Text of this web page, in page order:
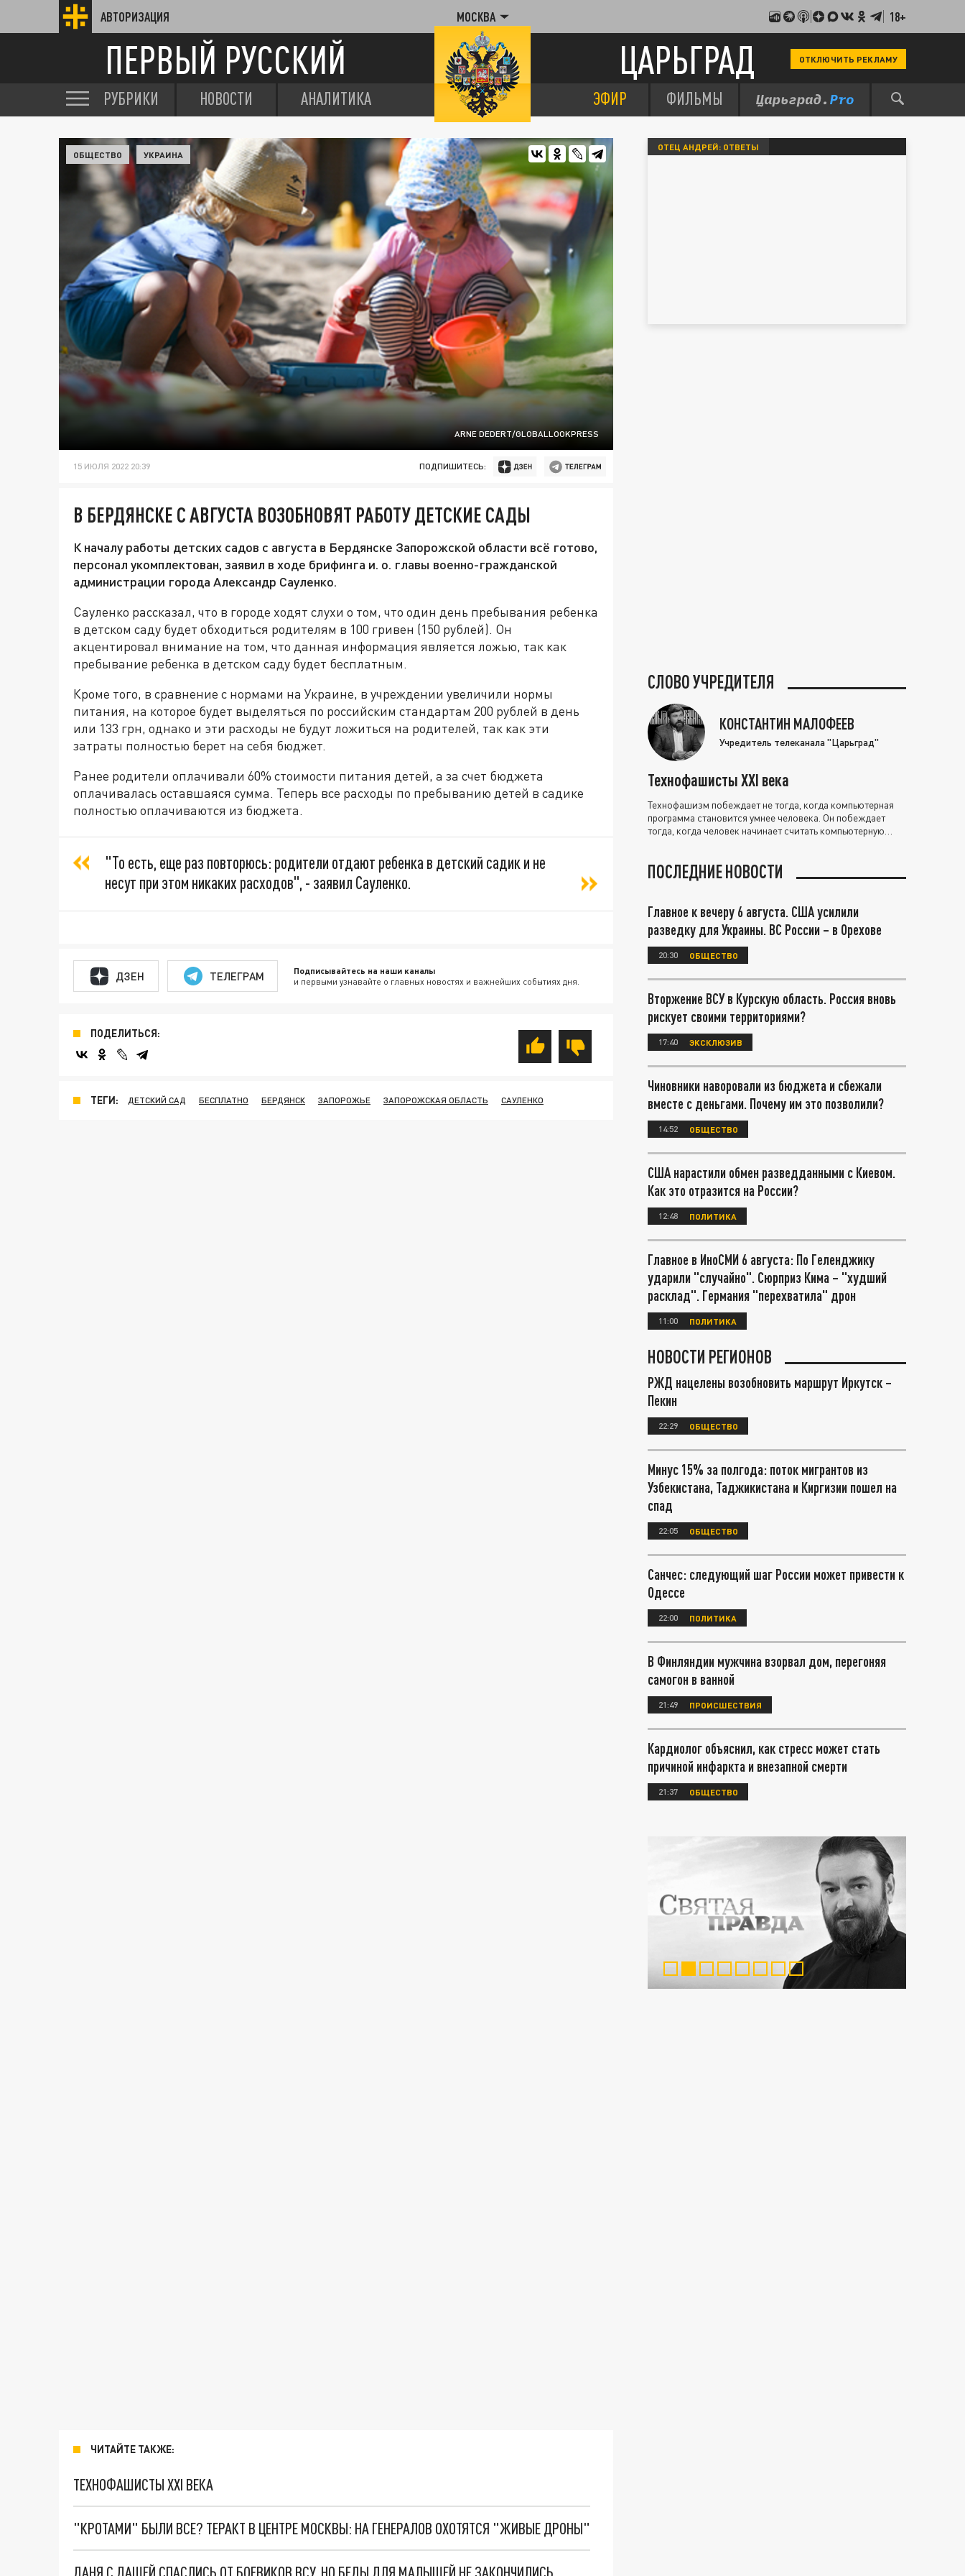
АВТОРИЗАЦИЯ МОСКВА 18+
ПЕРВЫЙ РУССКИЙ ЦАРЬГРАД ОТКЛЮЧИТЬ РЕКЛАМУ
РУБРИКИ НОВОСТИ АНАЛИТИКА ЭФИР ФИЛЬМЫ
ARNE DEDERT/GLOBALLOOKPRESS
ОБЩЕСТВО УКРАИНА
15 ИЮЛЯ 2022 20:39 ПОДПИШИТЕСЬ:
В БЕРДЯНСКЕ С АВГУСТА ВОЗОБНОВЯТ РАБОТУ ДЕТСКИЕ САДЫ
К началу работы детских садов с августа в Бердянске Запорожской области всё готово,
персонал укомплектован, заявил в ходе брифинга и. о. главы военно-гражданской
администрации города Александр Сауленко.
Сауленко рассказал, что в городе ходят слухи о том, что один день пребывания ребенка
в детском саду будет обходиться родителям в 100 гривен (150 рублей). Он
акцентировал внимание на том, что данная информация является ложью, так как
пребывание ребенка в детском саду будет бесплатным.
Кроме того, в сравнение с нормами на Украине, в учреждении увеличили нормы
питания, на которое будет выделяться по российским стандартам 200 рублей в день
или 133 грн, однако и эти расходы не будут ложиться на родителей, так как эти
затраты полностью берет на себя бюджет.
Ранее родители оплачивали 60% стоимости питания детей, а за счет бюджета
оплачивалась оставшаяся сумма. Теперь все расходы по пребыванию детей в садике
полностью оплачиваются из бюджета.
"То есть, еще раз повторюсь: родители отдают ребенка в детский садик и не
несут при этом никаких расходов", - заявил Сауленко.
ДЗЕН ТЕЛЕГРАМ Подписывайтесь на наши каналы
и первыми узнавайте о главных новостях и важнейших событиях дня.
ПОДЕЛИТЬСЯ:
ТЕГИ: ДЕТСКИЙ САД БЕСПЛАТНО БЕРДЯНСК ЗАПОРОЖЬЕ ЗАПОРОЖСКАЯ ОБЛАСТЬ САУЛЕНКО
ЧИТАЙТЕ ТАКЖЕ:
ТЕХНОФАШИСТЫ XXI ВЕКА
"КРОТАМИ" БЫЛИ ВСЕ? ТЕРАКТ В ЦЕНТРЕ МОСКВЫ: НА ГЕНЕРАЛОВ ОХОТЯТСЯ "ЖИВЫЕ ДРОНЫ"
ОТЕЦ АНДРЕЙ: ОТВЕТЫ
СЛОВО УЧРЕДИТЕЛЯ
КОНСТАНТИН МАЛОФЕЕВ
Учредитель телеканала "Царьград"
Технофашисты XXI века
Технофашизм побеждает не тогда, когда компьютерная
программа становится умнее человека. Он побеждает
тогда, когда человек начинает считать компьютерную
ПОСЛЕДНИЕ НОВОСТИ
Главное к вечеру 6 августа. США усилили
разведку для Украины. ВС России – в Орехове
20:30 ОБЩЕСТВО
Вторжение ВСУ в Курскую область. Россия вновь
рискует своими территориями?
17:40 ЭКСКЛЮЗИВ
Чиновники наворовали из бюджета и сбежали
вместе с деньгами. Почему им это позволили?
14:52 ОБЩЕСТВО
США нарастили обмен разведданными с Киевом.
Как это отразится на России?
12:48 ПОЛИТИКА
Главное в ИноСМИ 6 августа: По Геленджику
ударили "случайно". Сюрприз Кима – "худший
расклад". Германия "перехватила" дрон
11:00 ПОЛИТИКА
НОВОСТИ РЕГИОНОВ
РЖД нацелены возобновить маршрут Иркутск –
Пекин
22:29 ОБЩЕСТВО
Минус 15% за полгода: поток мигрантов из
Узбекистана, Таджикистана и Киргизии пошел на
спад
22:05 ОБЩЕСТВО
Санчес: следующий шаг России может привести к
Одессе
22:00 ПОЛИТИКА
В Финляндии мужчина взорвал дом, перегоняя
самогон в ванной
21:49 ПРОИСШЕСТВИЯ
Кардиолог объяснил, как стресс может стать
причиной инфаркта и внезапной смерти
21:37 ОБЩЕСТВО